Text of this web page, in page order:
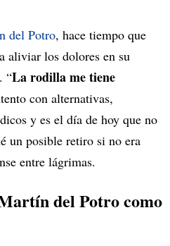
del Potro, hace tiempo que
aliviar los dolores en su
“La rodilla me tiene
con alternativas,
y es el día de hoy que no
un posible retiro si no era
entre lágrimas.
del Potro como